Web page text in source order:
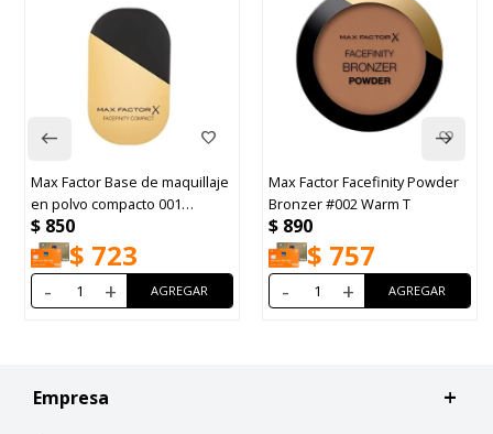
Max Factor Base de maquillaje
en polvo compacto 001
Porcelain 21'
$ 850
$ 723
- +
Max Factor Facefinity Powder
Bronzer #002 Warm T
$ 890
$ 757
- +
Empresa